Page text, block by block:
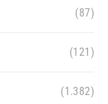
(87)
(121)
(1.382)